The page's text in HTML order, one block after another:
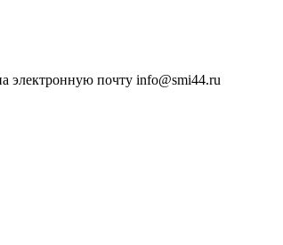
электронную почту info@smi44.ru